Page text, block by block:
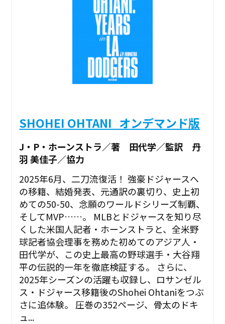
SHOHEI OHTANI_オンデマンド版
J・P・ホーンストラ／著 田代学／監訳 丹
羽 美佳子／協力
2025年6月、二刀流復活！ 強豪ドジャースへ
の移籍、結婚発表、元通訳の裏切り、史上初
めての50-50、念願のワールドシリーズ制覇、
そしてMVP……。 MLBとドジャースを知り尽
くした米国人記者・ホーンストラと、全米野
球記者協会理事を務めた初めてのアジア人・
田代学が、この史上最高の野球選手・大谷翔
平の伝説的一年を徹底検証する。 さらに、
2025年シーズンの活躍も収録し、ロサンゼル
ス・ドジャース移籍後のShohei Ohtaniをつぶ
さに追体験。 圧巻の352ページ、骨太のドキ
ュ...